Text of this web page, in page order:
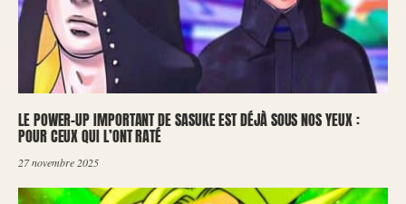
LE POWER-UP IMPORTANT DE SASUKE EST DÉJÀ SOUS NOS YEUX :
POUR CEUX QUI L’ONT RATÉ
27 novembre 2025